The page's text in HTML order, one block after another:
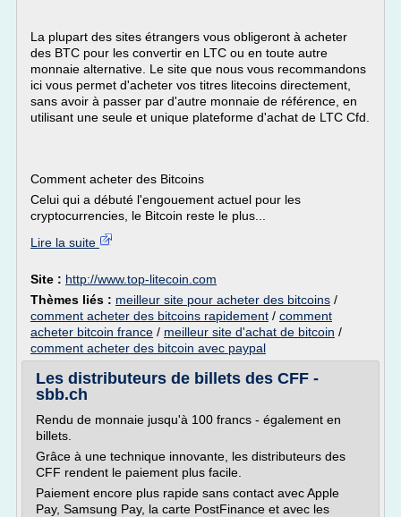
La plupart des sites étrangers vous obligeront à acheter
des BTC pour les convertir en LTC ou en toute autre
monnaie alternative. Le site que nous vous recommandons
ici vous permet d'acheter vos titres litecoins directement,
sans avoir à passer par d'autre monnaie de référence, en
utilisant une seule et unique plateforme d'achat de LTC Cfd.
Comment acheter des Bitcoins
Celui qui a débuté l'engouement actuel pour les
cryptocurrencies, le Bitcoin reste le plus...
Lire la suite
Site : http://www.top-litecoin.com
Thèmes liés : meilleur site pour acheter des bitcoins /
comment acheter des bitcoins rapidement / comment
acheter bitcoin france / meilleur site d'achat de bitcoin /
comment acheter des bitcoin avec paypal
Les distributeurs de billets des CFF -
sbb.ch
Rendu de monnaie jusqu'à 100 francs - également en
billets.
Grâce à une technique innovante, les distributeurs des
CFF rendent le paiement plus facile.
Paiement encore plus rapide sans contact avec Apple
Pay, Samsung Pay, la carte PostFinance et avec les